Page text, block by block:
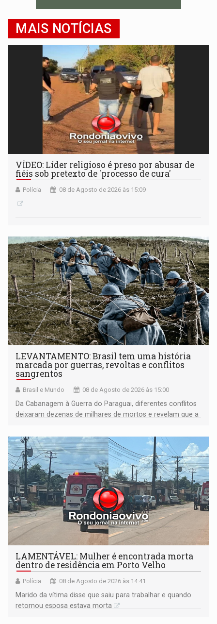
MAIS NOTÍCIAS
VÍDEO: Líder religioso é preso por abusar de
fiéis sob pretexto de 'processo de cura'
Polícia 08 de Agosto de 2026 às 15:09
LEVANTAMENTO: Brasil tem uma história
marcada por guerras, revoltas e conflitos
sangrentos
Brasil e Mundo 08 de Agosto de 2026 às 15:00
Da Cabanagem à Guerra do Paraguai, diferentes conflitos
deixaram dezenas de milhares de mortos e revelam que a
territoriais e sociais
LAMENTÁVEL: Mulher é encontrada morta
dentro de residência em Porto Velho
Polícia 08 de Agosto de 2026 às 14:41
Marido da vítima disse que saiu para trabalhar e quando
retornou esposa estava morta